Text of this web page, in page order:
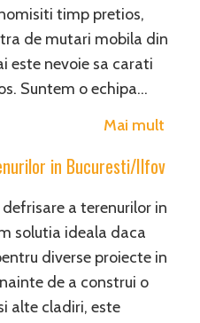
timp pretios,
de mutari mobila din
este nevoie sa carati
Suntem o echipa…
Mai mult
in Bucuresti/Ilfov
a terenurilor in
solutia ideala daca
diverse proiecte in
de a construi o
alte cladiri, este